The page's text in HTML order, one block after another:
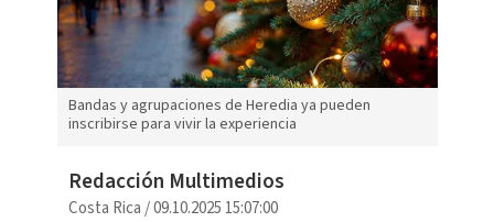
Bandas y agrupaciones de Heredia ya pueden
inscribirse para vivir la experiencia
Redacción Multimedios
Costa Rica /09.10.2025 15:07:00